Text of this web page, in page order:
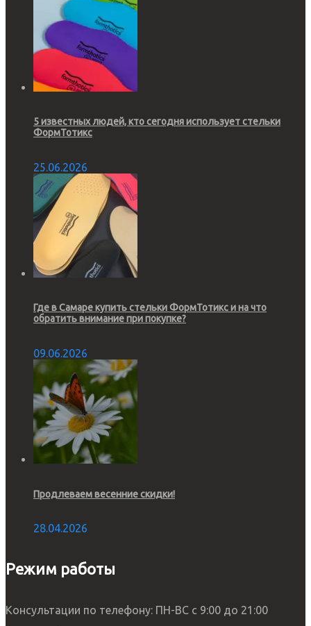
5 известных людей, кто сегодня использует стельки
ФормТотикс
25.06.2026
Где в Самаре купить стельки ФормТотикс и на что
обратить внимание при покупке?
09.06.2026
Продлеваем весенние скидки!
28.04.2026
Режим работы
Консультации по телефону: ПН-ВС с 9:00 до 21:00